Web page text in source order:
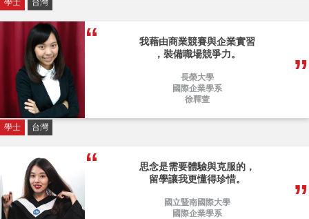
學士 台灣
我藉由商業競賽與企業實習
，裝備職場競爭力。
長榮大學
國際企業學系
徐釋萱
學士 台灣
思念是需要體驗與克服的，
留學讓我更懂得珍惜。
國立暨南國際大學
國際企業學系